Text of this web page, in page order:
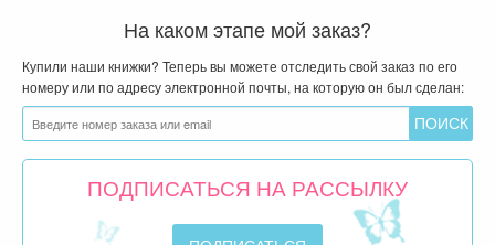
На каком этапе мой заказ?
Купили наши книжки? Теперь вы можете отследить свой заказ по его
номеру или по адресу электронной почты, на которую он был сделан:
ПОДПИСАТЬСЯ НА РАССЫЛКУ